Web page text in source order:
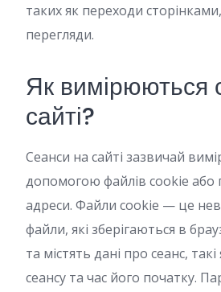
таких як переходи
перегляди.
Як вимірюються
сайті?
Сеанси на сайті зазвичай
допомогою файлів cookie або
адреси. Файли cookie — це
файли, які зберігаються в
та містять дані про сеанс,
сеансу та час його початку.